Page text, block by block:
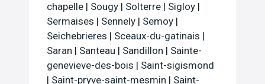
chapelle | Sougy | Solterre | Sigloy |
Sermaises | Sennely | Semoy |
Seichebrieres | Sceaux-du-gatinais |
Saran | Santeau | Sandillon | Sainte-
genevieve-des-bois | Saint-sigismond
| Saint-pryve-saint-mesmin | Saint-